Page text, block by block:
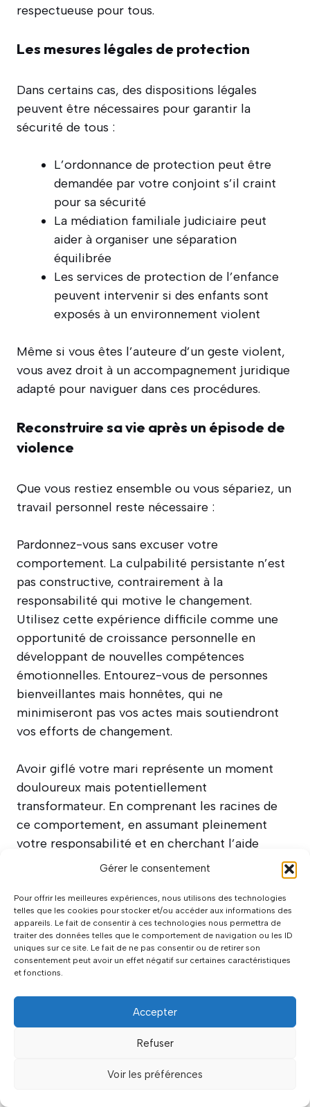
Gérer le consentement
Pour offrir les meilleures expériences, nous utilisons des technologies
telles que les cookies pour stocker et/ou accéder aux informations des
appareils. Le fait de consentir à ces technologies nous permettra de
traiter des données telles que le comportement de navigation ou les ID
uniques sur ce site. Le fait de ne pas consentir ou de retirer son
consentement peut avoir un effet négatif sur certaines caractéristiques
et fonctions.
Accepter
Refuser
Voir les préférences
respectueuse pour tous.
Les mesures légales de protection
Dans certains cas, des dispositions légales
peuvent être nécessaires pour garantir la
sécurité de tous :
L’ordonnance de protection peut être
demandée par votre conjoint s’il craint
pour sa sécurité
La médiation familiale judiciaire peut
aider à organiser une séparation
équilibrée
Les services de protection de l’enfance
peuvent intervenir si des enfants sont
exposés à un environnement violent
Même si vous êtes l’auteure d’un geste violent,
vous avez droit à un accompagnement juridique
adapté pour naviguer dans ces procédures.
Reconstruire sa vie après un épisode de
violence
Que vous restiez ensemble ou vous sépariez, un
travail personnel reste nécessaire :
Pardonnez-vous sans excuser votre
comportement. La culpabilité persistante n’est
pas constructive, contrairement à la
responsabilité qui motive le changement.
Utilisez cette expérience difficile comme une
opportunité de croissance personnelle en
développant de nouvelles compétences
émotionnelles. Entourez-vous de personnes
bienveillantes mais honnêtes, qui ne
minimiseront pas vos actes mais soutiendront
vos efforts de changement.
Avoir giflé votre mari représente un moment
douloureux mais potentiellement
transformateur. En comprenant les racines de
ce comportement, en assumant pleinement
votre responsabilité et en cherchant l’aide
appropriée, vous pouvez non seulement
une relation plus saine avec vous-même et avec
les autres. N’oubliez pas que briser le cycle de la
violence commence par reconnaître sa réalité
et par s’engager sincèrement dans un processus
de changement, quelle que soit l’issue de votre
relation actuelle.
Articles récents
Sophie Delacroix